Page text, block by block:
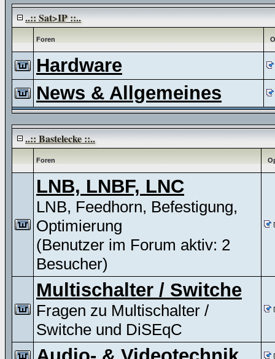
..:: Sat>IP ::..
Foren
Hardware
News & Allgemeines
..:: Bastelecke ::..
Foren
LNB, LNBF, LNC
LNB, Feedhorn, Befestigung,
Optimierung
(Benutzer im Forum aktiv: 2
Besucher)
Multischalter / Switche
Fragen zu Multischalter /
Switche und DiSEqC